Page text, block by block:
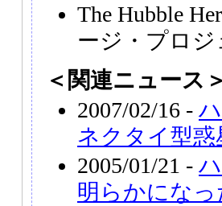
The Hubble
ージ・プロジ
＜関連ニュース＞
2007/02/16 -
ネクタイ型惑
2005/01/21 -
明らかにな